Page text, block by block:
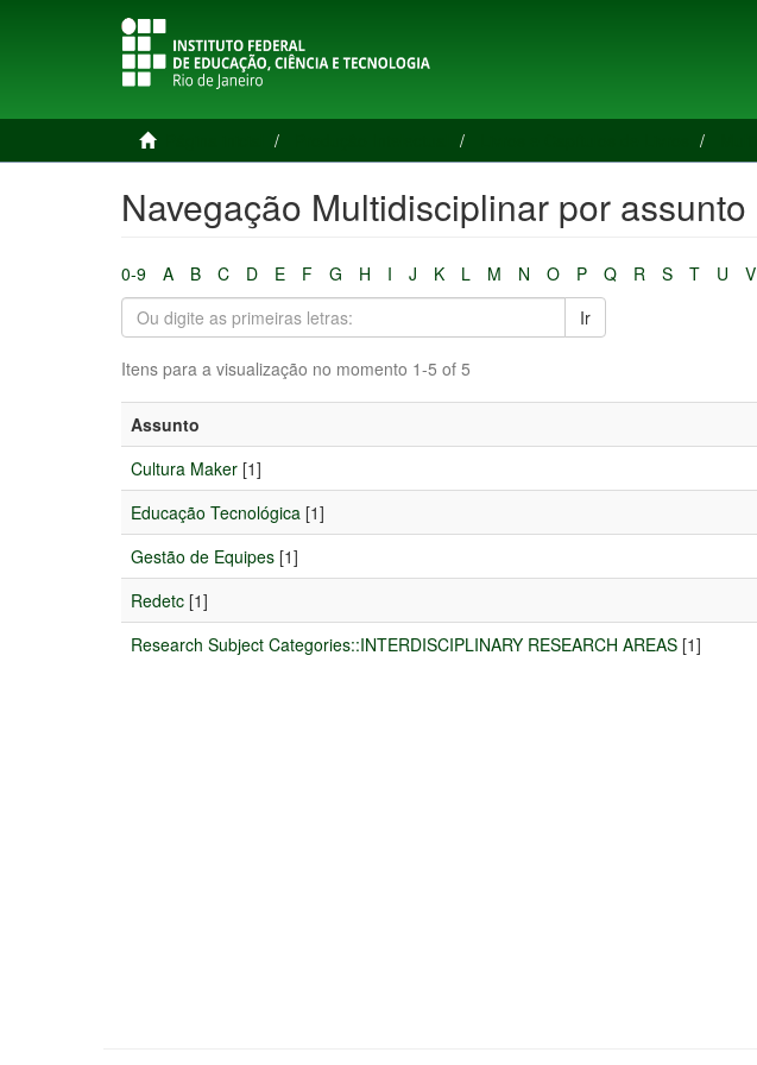
Navegação Multidisciplinar por assunto
0-9 A B C D E F G H I J K L M N O P Q R S T U V
Ir
Itens para a visualização no momento 1-5 of 5
Assunto
Cultura Maker [1]
Educação Tecnológica [1]
Gestão de Equipes [1]
Redetc [1]
Research Subject Categories::INTERDISCIPLINARY RESEARCH AREAS [1]